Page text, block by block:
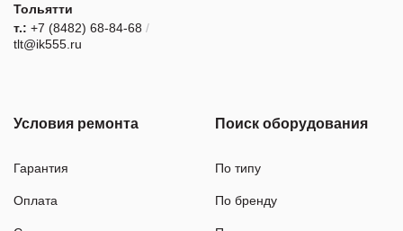
Тольятти
т.: +7 (8482) 68-84-68 /
tlt@ik555.ru
Условия ремонта
Гарантия
Оплата
Поиск оборудования
По типу
По бренду